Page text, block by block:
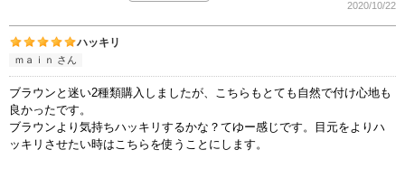
2020/10/22
ハッキリ
ｍａｉｎ さん
ブラウンと迷い2種類購入しましたが、こちらもとても自然で付け心地も
良かったです。
ブラウンより気持ちハッキリするかな？てゆー感じです。目元をよりハ
ッキリさせたい時はこちらを使うことにします。